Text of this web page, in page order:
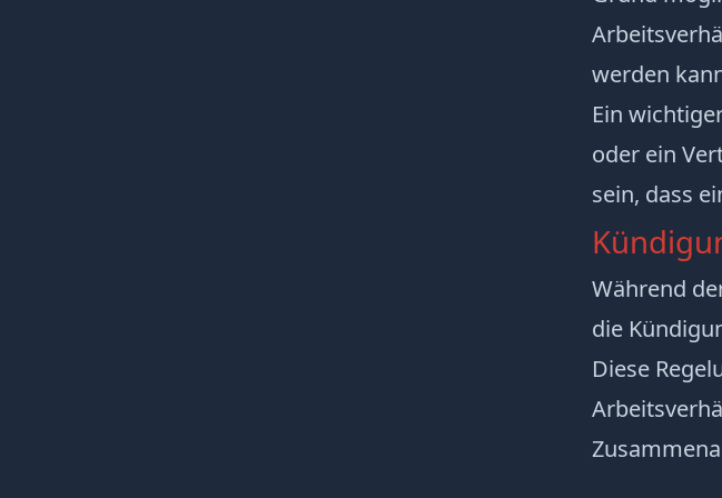
werden
Ein
oder ein
sein, dass
Während
die
Diese